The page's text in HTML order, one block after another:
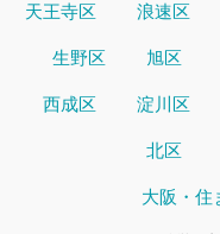
天王寺区 浪速区
生野区 旭区
西成区 淀川区
北区
大阪・住